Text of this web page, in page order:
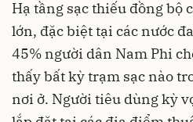
Hạ tầng sạc thiếu đồng bộ
lớn, đặc biệt tại các nước
45% người dân Nam Phi
thấy bất kỳ trạm sạc nào
nơi ở. Người tiêu dùng kỳ